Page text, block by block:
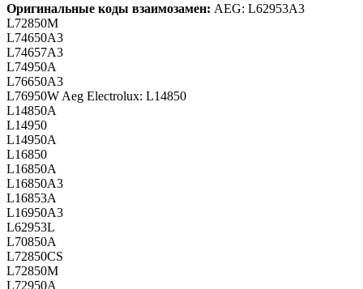
Оригинальные коды взаимозамен: AEG: L62953A3
L72850M
L74650A3
L74657A3
L74950A
L76650A3
L76950W Aeg Electrolux: L14850
L14850A
L14950
L14950A
L16850
L16850A
L16850A3
L16853A
L16950A3
L62953L
L70850A
L72850CS
L72850M
L72950A